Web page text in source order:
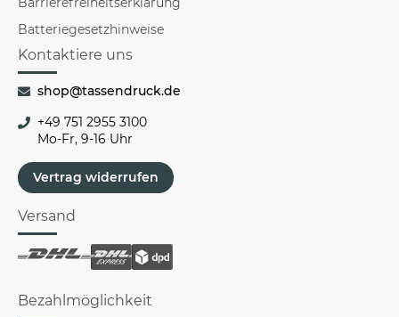
Batteriegesetzhinweise
Kontaktiere uns
shop@tassendruck.de
+49 751 2955 3100
Mo-Fr, 9-16 Uhr
Vertrag widerrufen
Versand
Bezahlmöglichkeit